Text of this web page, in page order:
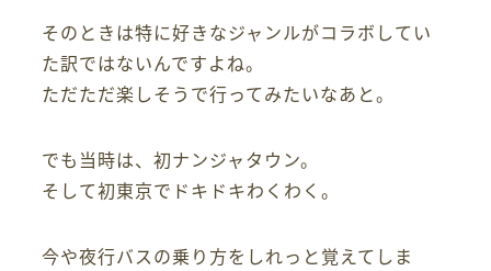
そのときは特に好きなジャンルがコラボしてい
た訳ではないんですよね。
ただただ楽しそうで行ってみたいなあと。
でも当時は、初ナンジャタウン。
そして初東京でドキドキわくわく。
今や夜行バスの乗り方をしれっと覚えてしま